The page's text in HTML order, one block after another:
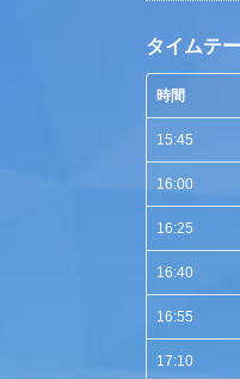
タイムテ
時間
15:45
16:00
16:25
16:40
16:55
17:10